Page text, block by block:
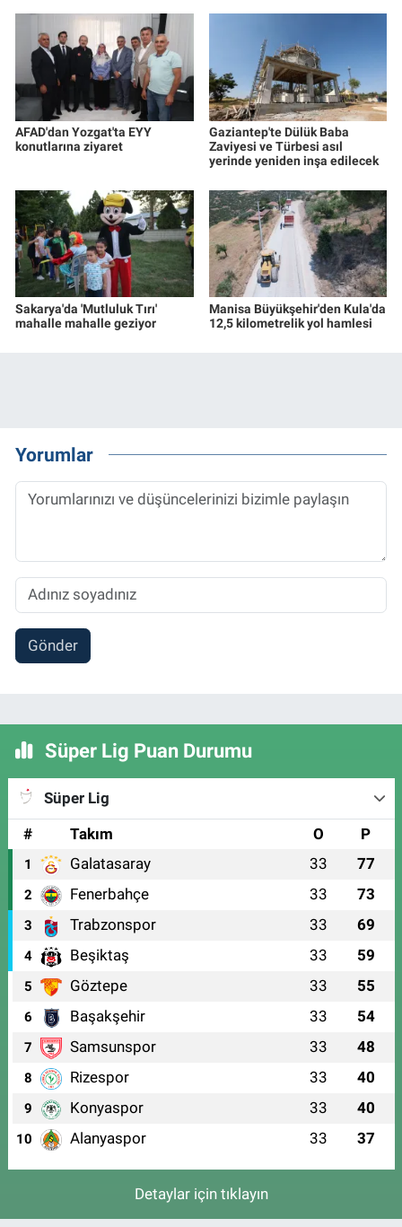
AFAD'dan Yozgat'ta EYY
konutlarına ziyaret
Gaziantep'te Dülük Baba
Zaviyesi ve Türbesi asıl
yerinde yeniden inşa edilecek
Sakarya'da 'Mutluluk Tırı'
mahalle mahalle geziyor
Manisa Büyükşehir'den Kula'da
12,5 kilometrelik yol hamlesi
Yorumlar
Gönder
Süper Lig Puan Durumu
Süper Lig
#
Takım O P
1 Galatasaray 33 77
2 Fenerbahçe 33 73
3 Trabzonspor 33 69
4 Beşiktaş 33 59
5 Göztepe 33 55
6 Başakşehir 33 54
7 Samsunspor 33 48
8 Rizespor 33 40
9 Konyaspor 33 40
10 Alanyaspor 33 37
Detaylar için tıklayın